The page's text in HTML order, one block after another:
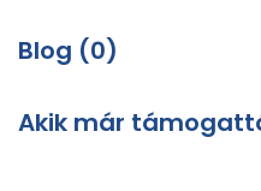
Blog (0)
Akik már